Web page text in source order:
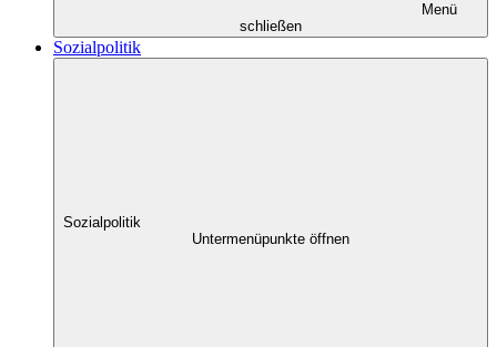
Menü
schließen
Sozialpolitik
Sozialpolitik
Untermenüpunkte öffnen